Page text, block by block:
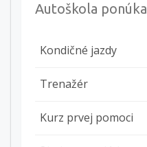
Autoškola ponúka
Kondičné jazdy
Trenažér
Kurz prvej pomoci